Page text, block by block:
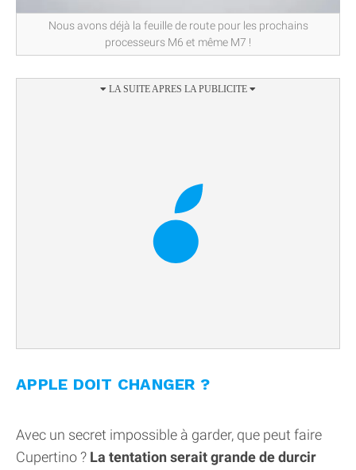
Nous avons déjà la feuille de route pour les prochains
processeurs M6 et même M7 !
APPLE DOIT CHANGER ?
Avec un secret impossible à garder, que peut faire
Cupertino ? La tentation serait grande de durcir